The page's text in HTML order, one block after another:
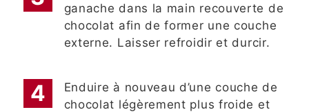
ganache dans la main recouverte de
chocolat afin de former une couche
externe. Laisser refroidir et durcir.
Enduire à nouveau d’une couche de
chocolat légèrement plus froide et